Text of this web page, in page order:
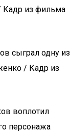
Кадр из фильма
сыграл одну из
/ Кадр из
воплотил
персонажа